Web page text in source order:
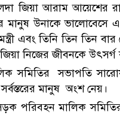
জিয়া আরাম আয়েশের
মানুষ উনাকে ভালোবেসে এ
এবং তিনি তিন তিন বার
জিয়া নিজের জীবনকে
সমিতির সভাপতি
মানুষ অংশ নেয়।
পরিবহন মালিক